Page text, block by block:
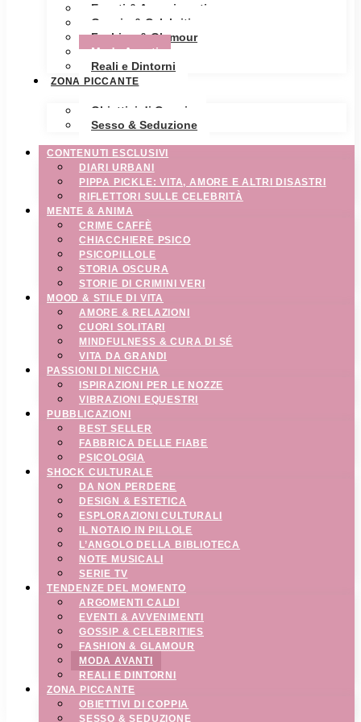
Eventi & Avvenimenti
Gossip & Celebrities
Fashion & Glamour
Moda Avanti
Reali e Dintorni
ZONA PICCANTE
Obiettivi di Coppia
Sesso & Seduzione
CONTENUTI ESCLUSIVI
DIARI URBANI
PIPPA PICKLE: VITA, AMORE E ALTRI DISASTRI
RIFLETTORI SULLE CELEBRITÀ
MENTE & ANIMA
CRIME CAFFÈ
CHIACCHIERE PSICO
PSICOPILLOLE
STORIA OSCURA
STORIE DI CRIMINI VERI
MOOD & STILE DI VITA
AMORE & RELAZIONI
CUORI SOLITARI
MINDFULNESS & CURA DI SÉ
VITA DA GRANDI
PASSIONI DI NICCHIA
ISPIRAZIONI PER LE NOZZE
VIBRAZIONI EQUESTRI
PUBBLICAZIONI
BEST SELLER
FABBRICA DELLE FIABE
PSICOLOGIA
SHOCK CULTURALE
DA NON PERDERE
DESIGN & ESTETICA
ESPLORAZIONI CULTURALI
IL NOTAIO IN PILLOLE
L’ANGOLO DELLA BIBLIOTECA
NOTE MUSICALI
SERIE TV
TENDENZE DEL MOMENTO
ARGOMENTI CALDI
EVENTI & AVVENIMENTI
GOSSIP & CELEBRITIES
FASHION & GLAMOUR
MODA AVANTI
REALI E DINTORNI
ZONA PICCANTE
OBIETTIVI DI COPPIA
SESSO & SEDUZIONE